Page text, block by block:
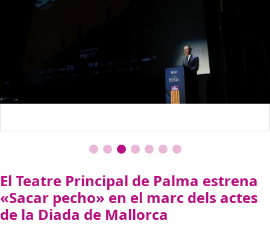
El Teatre Principal de Palma estrena
«Sacar pecho» en el marc dels actes
de la Diada de Mallorca